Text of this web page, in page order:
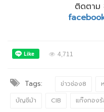
ติดตาม
4,711
Tags: ข่าวช่อง8
บัญชีม้า
CIB แก๊งกอง